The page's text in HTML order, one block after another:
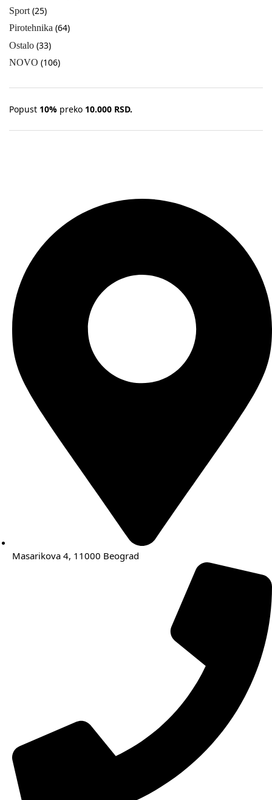
Sport (25)
Pirotehnika (64)
Ostalo (33)
NOVO (106)
Popust 10% preko 10.000 RSD.
Masarikova 4, 11000 Beograd